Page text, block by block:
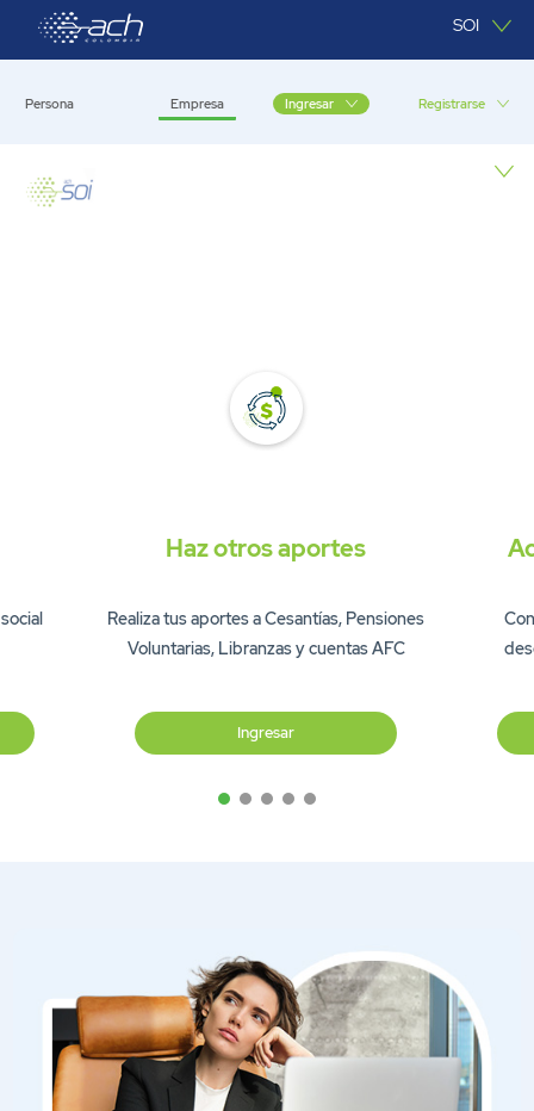
Saltar al contenido principal SOI
Persona Empresa Ingresar Registrarse
Haz otros aportes
Realiza tus aportes a Cesantías, Pensiones
Voluntarias, Libranzas y cuentas AFC
Ingresar